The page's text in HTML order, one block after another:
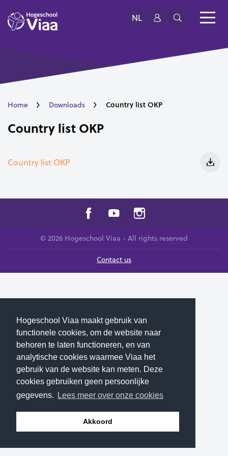
Hogeschool Viaa maakt gebruik van
functionele cookies, om de website naar
behoren te laten functioneren, en van
analytische cookies waarmee Viaa het
gebruik van de website kan meten. Deze
cookies gebruiken geen persoonlijke
gegevens.
Lees meer over onze cookies
Akkoord
NL
Home Downloads Country list OKP
Country list OKP
Country list OKP
© 2026 Hogeschool Viaa - All rights reserved
Contact us